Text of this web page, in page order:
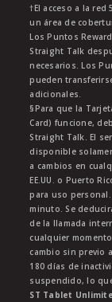
†El acceso a la
un área de
Los Puntos
Straight Talk
necesarios. Los
pueden
adicionales.
§Para que la
Card) funcione,
Straight Talk. El
disponible
a cambios en
EE.UU. o Puerto
para uso
minuto. Se
de la llamada
cualquier
cambio sin previo
180 días de
suspendido, lo
ST Tablet